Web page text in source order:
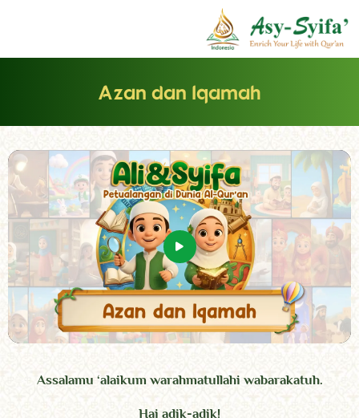
Azan dan Iqamah
Assalamu ‘alaikum warahmatullahi wabarakatuh.
Hai adik-adik!